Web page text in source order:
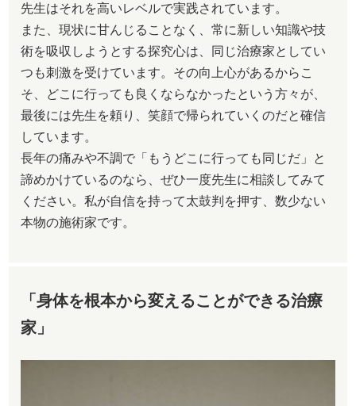
先生はそれを高いレベルで実践されています。
​また、現状に甘んじることなく、常に新しい知識や技
術を吸収しようとする探究心は、同じ治療家としてい
つも刺激を受けています。その向上心があるからこ
そ、どこに行っても良くならなかったという方々が、
最後には先生を頼り、笑顔で帰られていくのだと確信
しています。
​長年の痛みや不調で「もうどこに行っても同じだ」と
諦めかけているのなら、ぜひ一度先生に相談してみて
ください。私が自信を持って太鼓判を押す、数少ない
本物の施術家です。
「身体を根本から変えることができる治療
家」